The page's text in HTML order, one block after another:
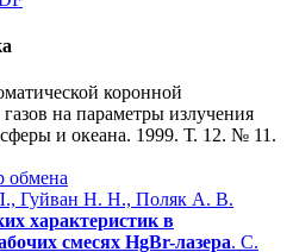
коронной
на параметры излучения
и океана. 1999. Т. 12. № 11.
обмена
Гуйван Н. Н., Поляк А. В.
характеристик в
смесях HgBr-лазера. С.